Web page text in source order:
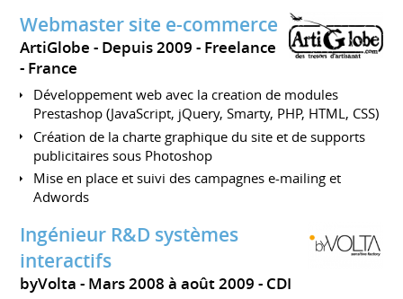
Webmaster site e-commerce
ArtiGlobe Depuis 2009 Freelance
France
Développement web avec la creation de modules
Prestashop (JavaScript, jQuery, Smarty, PHP, HTML, CSS)
Création de la charte graphique du site et de supports
publicitaires sous Photoshop
Mise en place et suivi des campagnes e-mailing et
Adwords
Ingénieur R&D systèmes
interactifs
byVolta Mars 2008 à août 2009 CDI